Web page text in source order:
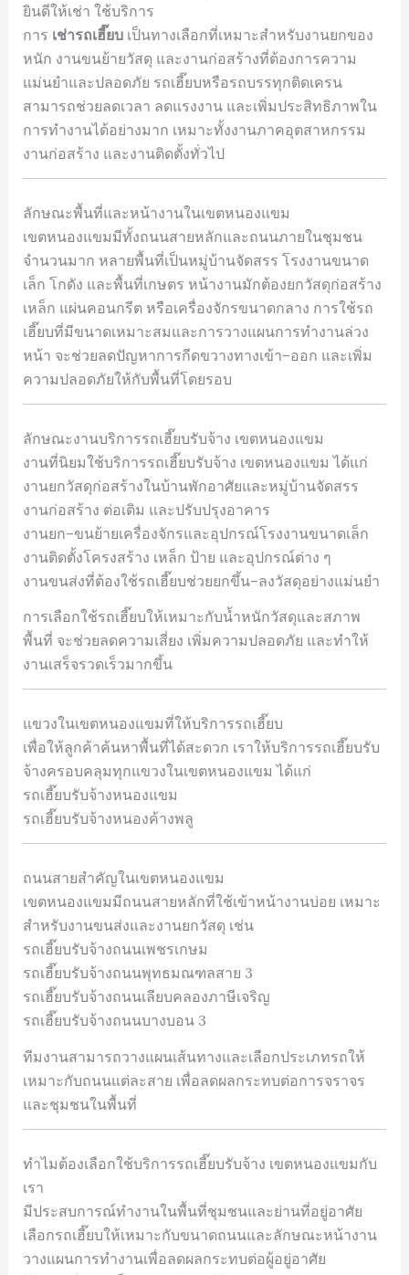
ยินดีให้เช่า ใช้บริการ
การ เช่ารถเฮี๊ยบเป็นทางเลือกที่เหมาะสำหรับงานยกของ
หนัก งานขนย้ายวัสดุ และงานก่อสร้างที่ต้องการความ
แม่นยำและปลอดภัย รถเฮี๊ยบหรือรถบรรทุกติดเครน
สามารถช่วยลดเวลา ลดแรงงาน และเพิ่มประสิทธิภาพใน
การทำงานได้อย่างมาก เหมาะทั้งงานภาคอุตสาหกรรม
งานก่อสร้าง และงานติดตั้งทั่วไป
ลักษณะพื้นที่และหน้างานในเขตหนองแขม
เขตหนองแขมมีทั้งถนนสายหลักและถนนภายในชุมชน
จำนวนมาก หลายพื้นที่เป็นหมู่บ้านจัดสรร โรงงานขนาด
เล็ก โกดัง และพื้นที่เกษตร หน้างานมักต้องยกวัสดุก่อสร้าง
เหล็ก แผ่นคอนกรีต หรือเครื่องจักรขนาดกลาง การใช้รถ
เฮี๊ยบที่มีขนาดเหมาะสมและการวางแผนการทำงานล่วง
หน้า จะช่วยลดปัญหาการกีดขวางทางเข้า–ออก และเพิ่ม
ความปลอดภัยให้กับพื้นที่โดยรอบ
ลักษณะงานบริการรถเฮี๊ยบรับจ้าง เขตหนองแขม
งานที่นิยมใช้บริการรถเฮี๊ยบรับจ้าง เขตหนองแขม ได้แก่
งานยกวัสดุก่อสร้างในบ้านพักอาศัยและหมู่บ้านจัดสรร
งานก่อสร้าง ต่อเติม และปรับปรุงอาคาร
งานยก–ขนย้ายเครื่องจักรและอุปกรณ์โรงงานขนาดเล็ก
งานติดตั้งโครงสร้าง เหล็ก ป้าย และอุปกรณ์ต่าง ๆ
งานขนส่งที่ต้องใช้รถเฮี๊ยบช่วยยกขึ้น–ลงวัสดุอย่างแม่นยำ
การเลือกใช้รถเฮี๊ยบให้เหมาะกับน้ำหนักวัสดุและสภาพ
พื้นที่ จะช่วยลดความเสี่ยง เพิ่มความปลอดภัย และทำให้
งานเสร็จรวดเร็วมากขึ้น
แขวงในเขตหนองแขมที่ให้บริการรถเฮี๊ยบ
เพื่อให้ลูกค้าค้นหาพื้นที่ได้สะดวก เราให้บริการรถเฮี๊ยบรับ
จ้างครอบคลุมทุกแขวงในเขตหนองแขม ได้แก่
รถเฮี๊ยบรับจ้างหนองแขม
รถเฮี๊ยบรับจ้างหนองค้างพลู
ถนนสายสำคัญในเขตหนองแขม
เขตหนองแขมมีถนนสายหลักที่ใช้เข้าหน้างานบ่อย เหมาะ
สำหรับงานขนส่งและงานยกวัสดุ เช่น
รถเฮี๊ยบรับจ้างถนนเพชรเกษม
รถเฮี๊ยบรับจ้างถนนพุทธมณฑลสาย 3
รถเฮี๊ยบรับจ้างถนนเลียบคลองภาษีเจริญ
รถเฮี๊ยบรับจ้างถนนบางบอน 3
ทีมงานสามารถวางแผนเส้นทางและเลือกประเภทรถให้
เหมาะกับถนนแต่ละสาย เพื่อลดผลกระทบต่อการจราจร
และชุมชนในพื้นที่
ทำไมต้องเลือกใช้บริการรถเฮี๊ยบรับจ้าง เขตหนองแขมกับ
เรา
มีประสบการณ์ทำงานในพื้นที่ชุมชนและย่านที่อยู่อาศัย
เลือกรถเฮี๊ยบให้เหมาะกับขนาดถนนและลักษณะหน้างาน
วางแผนการทำงานเพื่อลดผลกระทบต่อผู้อยู่อาศัย